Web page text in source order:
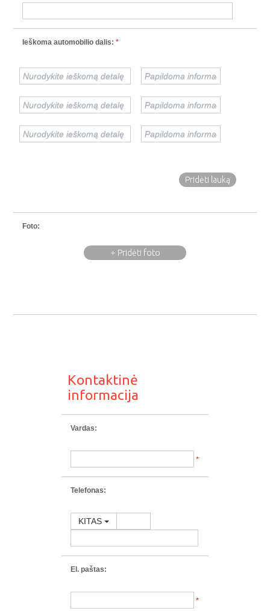
Ieškoma automobilio dalis: *
Pridėti lauką
Foto:
+ Pridėti foto
Kontaktinė
informacija
Vardas:
*
Telefonas:
KITAS
El. paštas:
*